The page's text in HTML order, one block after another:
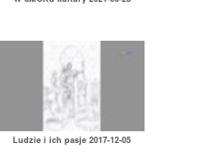
Ludzie i ich pasje 2017-12-05